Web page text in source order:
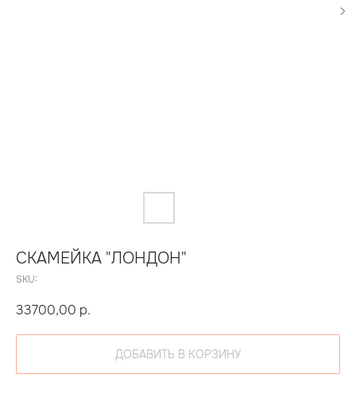
СКАМЕЙКА "ЛОНДОН"
SKU:
33700,00 р.
ДОБАВИТЬ В КОРЗИНУ